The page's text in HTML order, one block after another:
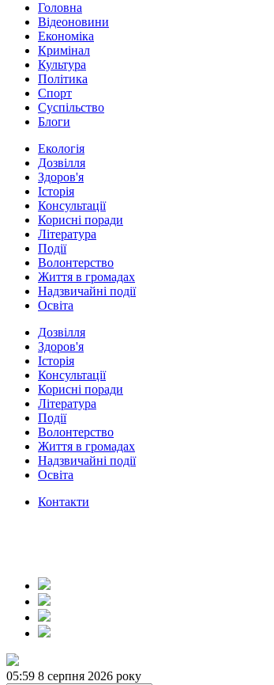
Головна
Відеоновини
Економіка
Кримінал
Культура
Політика
Спорт
Суспільство
Блоги
Екологія
Дозвілля
Здоров'я
Історія
Консультації
Корисні поради
Література
Події
Волонтерство
Життя в громадах
Надзвичайні події
Освіта
Дозвілля
Здоров'я
Історія
Консультації
Корисні поради
Література
Події
Волонтерство
Життя в громадах
Надзвичайні події
Освіта
Контакти
05:59 8 серпня 2026 року